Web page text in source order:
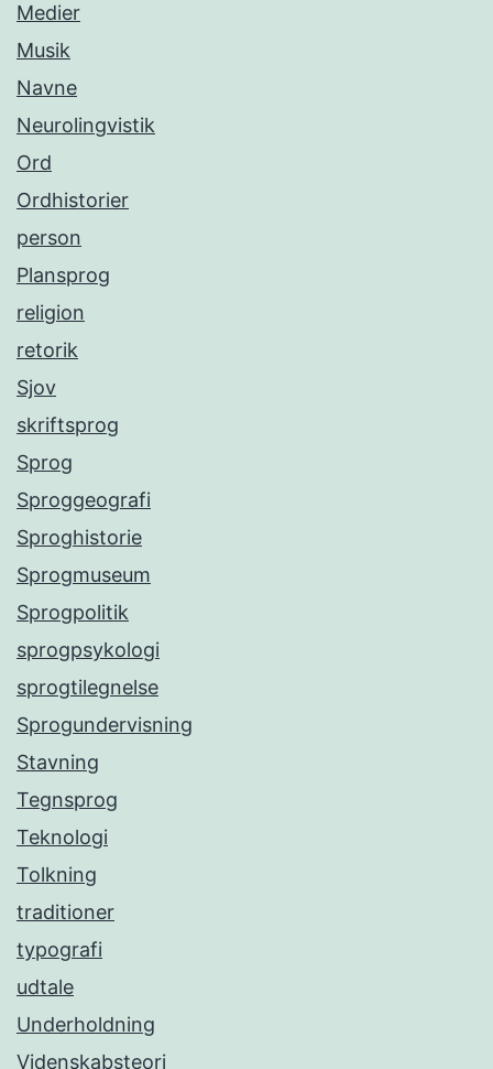
Medier
Musik
Navne
Neurolingvistik
Ord
Ordhistorier
person
Plansprog
religion
retorik
Sjov
skriftsprog
Sprog
Sproggeografi
Sproghistorie
Sprogmuseum
Sprogpolitik
sprogpsykologi
sprogtilegnelse
Sprogundervisning
Stavning
Tegnsprog
Teknologi
Tolkning
traditioner
typografi
udtale
Underholdning
Videnskabsteori